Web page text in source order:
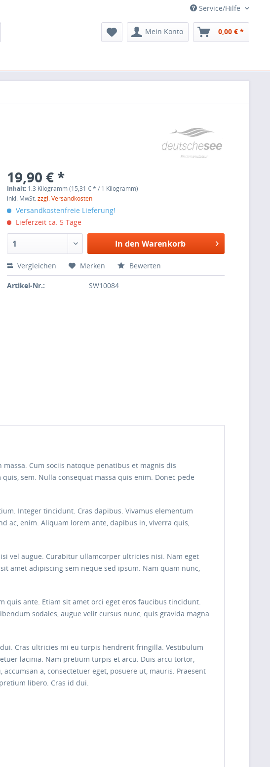
Service/Hilfe
Mein Konto 0,00 € *
19,90 € *
Inhalt: 1.3 Kilogramm (15,31 € * / 1 Kilogramm)
inkl. MwSt.zzgl. Versandkosten
Versandkostenfreie Lieferung!
Lieferzeit ca. 5 Tage
In den Warenkorb
Vergleichen Merken Bewerten
Artikel-Nr.: SW10084
Cum sociis natoque penatibus et magnis dis
sem. Nulla consequat massa quis enim. Donec pede
Integer tincidunt. Cras dapibus. Vivamus elementum
ac, enim. Aliquam lorem ante, dapibus in, viverra quis,
vel augue. Curabitur ullamcorper ultricies nisi. Nam eget
amet adipiscing sem neque sed ipsum. Nam quam nunc,
quis ante. Etiam sit amet orci eget eros faucibus tincidunt.
sodales, augue velit cursus nunc, quis gravida magna
Cras ultricies mi eu turpis hendrerit fringilla. Vestibulum
lacinia. Nam pretium turpis et arcu. Duis arcu tortor,
a, consectetuer eget, posuere ut, mauris. Praesent
libero. Cras id dui.